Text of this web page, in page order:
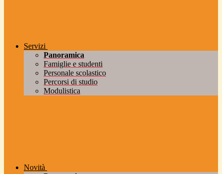
Servizi
Panoramica
Famiglie e studenti
Personale scolastico
Percorsi di studio
Modulistica
Novità